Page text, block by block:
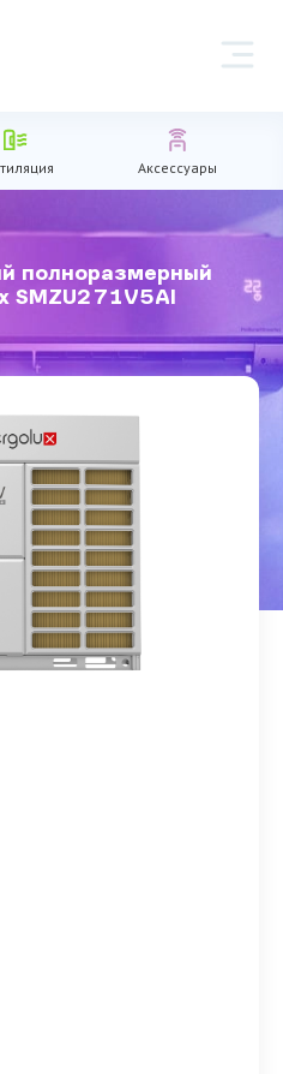
Аксессуары
полноразмерный
SMZU271V5AI